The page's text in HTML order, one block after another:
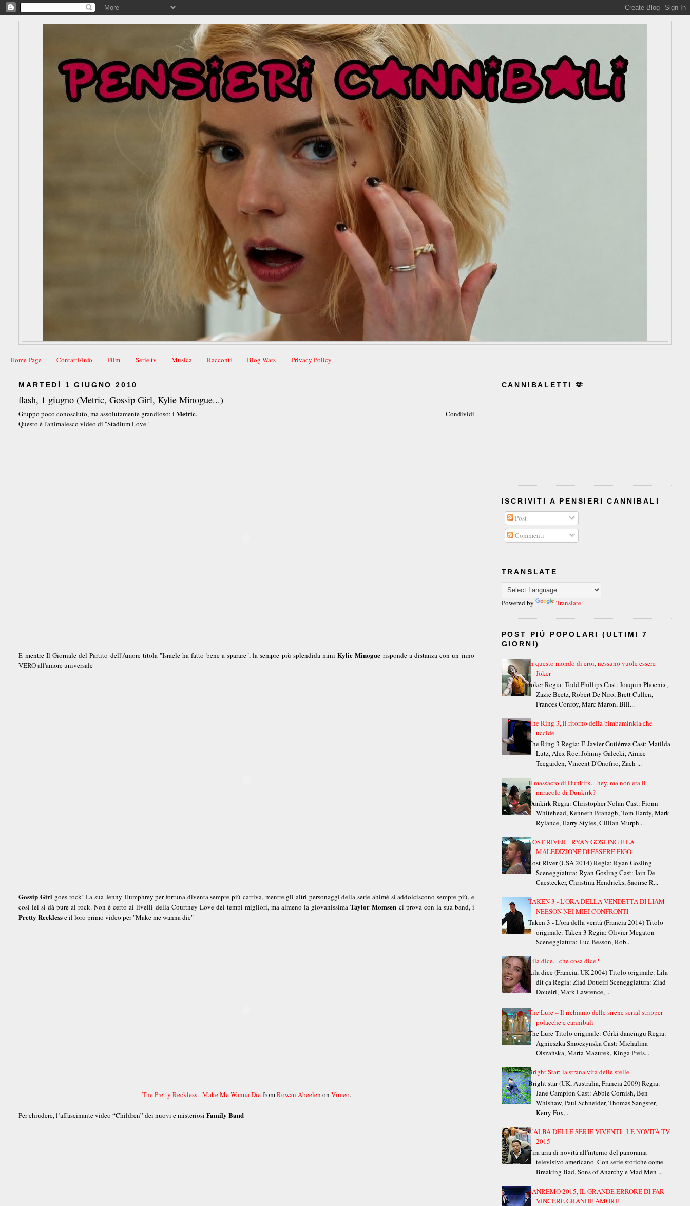
Home Page Contatti/Info Film Serie tv Musica Racconti Blog Wars Privacy Policy
MARTEDÌ 1 GIUGNO 2010
flash, 1 giugno (Metric, Gossip Girl, Kylie Minogue...)
Condividi
Gruppo poco conosciuto, ma assolutamente grandioso: iMetric.
Questo è l'animalesco video di "Stadium Love"
E mentre Il Giornale del Partito dell'Amore titola "Israele ha fatto bene a sparare", la sempre più splendida miniKylie Minogue risponde a distanza con un inno
VERO all'amore universale
Gossip Girl goes rock! La sua Jenny Humphrey per fortuna diventa sempre più cattiva, mentre gli altri personaggi della serie ahimé si addolciscono sempre più, e
così lei si dà pure al rock. Non è certo ai livelli della Courtney Love dei tempi migliori, ma almeno la giovanissima Taylor Momsenci prova con la sua band, i
Pretty Recklesse il loro primo video per "Make me wanna die"
The Pretty Reckless - Make Me Wanna DiefromRowan Abeelen on Vimeo.
Per chiudere, l’affascinante video “Children” dei nuovi e misteriosiFamily Band
CANNIBALETTI 🫶
ISCRIVITI A PENSIERI CANNIBALI
Post
Commenti
TRANSLATE
Powered by Translate
POST PIÙ POPOLARI (ULTIMI 7
GIORNI)
In questo mondo di eroi, nessuno vuole essere
Joker
Joker Regia: Todd Phillips Cast: Joaquin Phoenix,
Zazie Beetz, Robert De Niro, Brett Cullen,
Frances Conroy, Marc Maron, Bill...
The Ring 3, il ritorno della bimbaminkia che
uccide
The Ring 3 Regia: F. Javier Gutiérrez Cast: Matilda
Lutz, Alex Roe, Johnny Galecki, Aimee
Teegarden, Vincent D'Onofrio, Zach ...
Il massacro di Dunkirk... hey, ma non era il
miracolo di Dunkirk?
Dunkirk Regia: Christopher Nolan Cast: Fionn
Whitehead, Kenneth Branagh, Tom Hardy, Mark
Rylance, Harry Styles, Cillian Murph...
LOST RIVER - RYAN GOSLING E LA
MALEDIZIONE DI ESSERE FIGO
Lost River (USA 2014) Regia: Ryan Gosling
Sceneggiatura: Ryan Gosling Cast: Iain De
Caestecker, Christina Hendricks, Saoirse R...
TAKEN 3 - L'ORA DELLA VENDETTA DI LIAM
NEESON NEI MIEI CONFRONTI
Taken 3 - L'ora della verità (Francia 2014) Titolo
originale: Taken 3 Regia: Olivier Megaton
Sceneggiatura: Luc Besson, Rob...
Lila dice... che cosa dice?
Lila dice (Francia, UK 2004) Titolo originale: Lila
dit ça Regia: Ziad Doueiri Sceneggiatura: Ziad
Doueiri, Mark Lawrence, ...
The Lure – Il richiamo delle sirene serial stripper
polacche e cannibali
The Lure Titolo originale: Córki dancingu Regia:
Agnieszka Smoczynska Cast: Michalina
Olszańska, Marta Mazurek, Kinga Preis...
Bright Star: la strana vita delle stelle
Bright star (UK, Australia, Francia 2009) Regia:
Jane Campion Cast: Abbie Cornish, Ben
Whishaw, Paul Schneider, Thomas Sangster,
Kerry Fox,...
L'ALBA DELLE SERIE VIVENTI - LE NOVITÀ TV
2015
Tira aria di novità all'interno del panorama
televisivo americano. Con serie storiche come
Breaking Bad, Sons of Anarchy e Mad Men ...
SANREMO 2015, IL GRANDE ERRORE DI FAR
VINCERE GRANDE AMORE